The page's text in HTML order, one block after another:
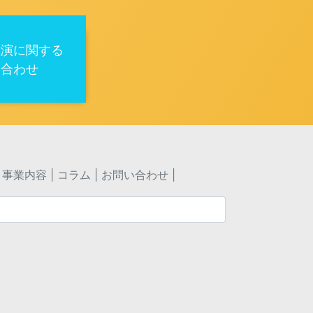
に関する
わせ
事業内容 コラム お問い合わせ